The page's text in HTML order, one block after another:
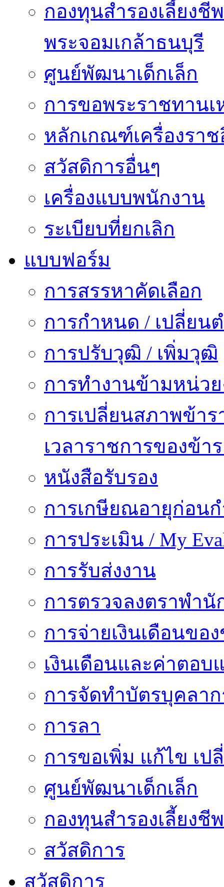
กองทุนสำรองเลี้ยง
พระจอมเกล้าธนบุรี
ศูนย์พัฒนาเด็กเล็ก
การขอพระราชทาน
หลักเกณฑ์เครื่องรา
สวัสดิการอื่นๆ
เครื่องแบบพนักงาน
ระเบียบที่ยกเลิก
แบบฟอร์ม
การสรรหาคัดเลือก
การกำหนด / เปลี่ยน
การปรับวุฒิ / เพิ่มวุฒิ
การทำงานข้ามหน่ว
การเปลี่ยนสภาพข้า
เวลาราชการของข้า
หนังสือรับรอง
การเกษียณอายุก่อน
การประเมิน / My
การรับส่งงาน
การตรวจลงตราพำ
การจ่ายเงินเดือนขอ
เงินเดือนและค่าตอบ
การจัดทำบัตรบุคลา
การลา
การขอเพิ่ม แก้ไข เ
ศูนย์พัฒนาเด็กเล็ก
กองทุนสำรองเลี้ยงชีพ
สวัสดิการ
สวัสดิการ